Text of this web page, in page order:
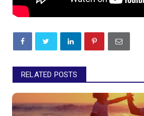
RELATED POSTS